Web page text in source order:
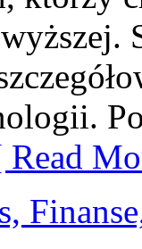
Read